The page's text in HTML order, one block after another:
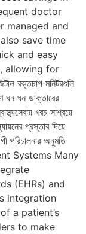
doctor
managed and
save time
and easy
allowing for
মনিটরগুলি
ঘন ঘন ডাক্তারের
খরচ সাশ্রয়ে
প্রস্তাব দিয়ে
পরিচালনার অনুমতি
Systems Many
(EHRs) and
integration
a patient’s
to make